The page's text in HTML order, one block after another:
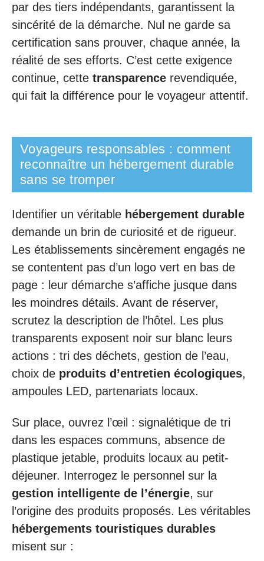
par des tiers indépendants, garantissent la
sincérité de la démarche. Nul ne garde sa
certification sans prouver, chaque année, la
réalité de ses efforts. C’est cette exigence
continue, cette transparence revendiquée,
qui fait la différence pour le voyageur attentif.
Voyageurs responsables : comment
reconnaître un hébergement durable
sans se tromper
Identifier un véritable hébergement durable
demande un brin de curiosité et de rigueur.
Les établissements sincèrement engagés ne
se contentent pas d’un logo vert en bas de
page : leur démarche s’affiche jusque dans
les moindres détails. Avant de réserver,
scrutez la description de l’hôtel. Les plus
transparents exposent noir sur blanc leurs
actions : tri des déchets, gestion de l’eau,
choix de produits d’entretien écologiques,
ampoules LED, partenariats locaux.
Sur place, ouvrez l’œil : signalétique de tri
dans les espaces communs, absence de
plastique jetable, produits locaux au petit-
déjeuner. Interrogez le personnel sur la
gestion intelligente de l’énergie, sur
l’origine des produits proposés. Les véritables
hébergements touristiques durables
misent sur :